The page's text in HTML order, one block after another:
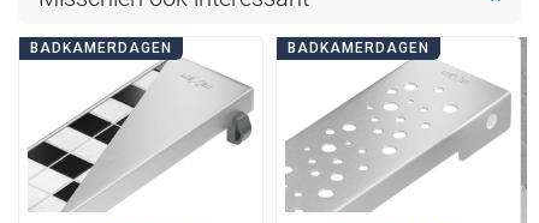
BADKAMERDAGEN BADKAMERDAGEN